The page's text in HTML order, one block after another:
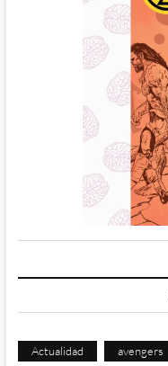
Actualidad avengers